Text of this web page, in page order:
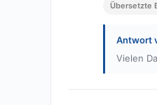
Übersetzte
Antwort
Vielen